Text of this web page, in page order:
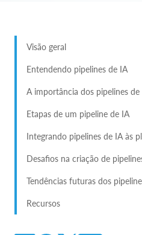
Visão geral
Entendendo pipelines de IA
A importância dos pipelines de
Etapas de um pipeline de IA
Integrando pipelines de IA às
Desafios na criação de
Tendências futuras dos
Recursos